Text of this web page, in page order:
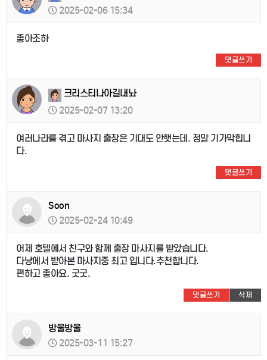
2025-02-06 15:34
좋아조하
댓글쓰기
크리스티나아길내놔
2025-02-07 13:20
여러나라를 겪고 마사지 출장은 기대도 안햇는데. 정말 기가막힙니
다.
댓글쓰기
Soon
2025-02-24 10:49
어제 호텔에서 친구와 함께 출장 마사지를 받았습니다.
다낭에서 받아본 마사지중 최고 입니다.추천합니다.
편하고 좋아요. 굿굿.
댓글쓰기 삭제
방울방울
2025-03-11 15:27